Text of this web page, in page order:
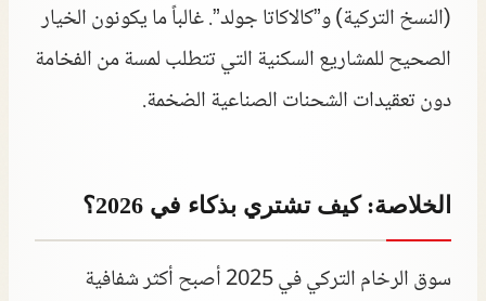
(النسخ التركية) و”كالاكاتا جولد”. غالباً ما يكونون الخيار
الصحيح للمشاريع السكنية التي تتطلب لمسة من الفخامة
دون تعقيدات الشحنات الصناعية الضخمة.
الخلاصة: كيف تشتري بذكاء في 2026؟
سوق الرخام التركي في 2025 أصبح أكثر شفافية